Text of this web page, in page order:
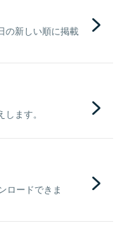
の新しい順に掲載
ます。
ロードできま